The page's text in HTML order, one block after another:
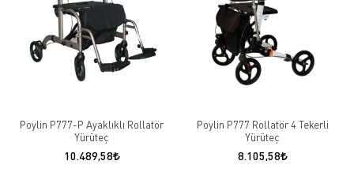
Poylin P777-P Ayaklıklı Rollatör
Yürüteç
10.489,58
Poylin P777 Rollatör 4 Tekerli
Yürüteç
8.105,58